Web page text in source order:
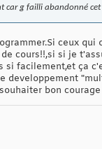
car g failli abandonné
ceux
cours!!,si si je
si facilement,et ça
developpement
bon courage